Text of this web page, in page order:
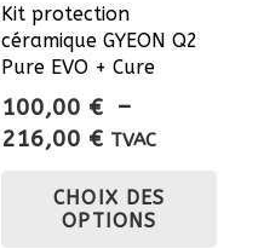
Kit protection
céramique GYEON Q2
Pure EVO + Cure
100,00 € –
216,00 €Plage
prix :
100,00 €
TVAC
CHOIX DES
OPTIONS